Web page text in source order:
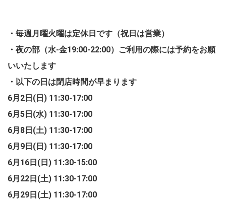
・毎週月曜火曜は定休日です（祝日は営業）
・夜の部（水-金19:00-22:00）ご利用の際には予約をお願
いいたします
・以下の日は閉店時間が早まります
6月2日(日) 11:30-17:00
6月5日(水) 11:30-17:00
6月8日(土) 11:30-17:00
6月9日(日) 11:30-17:00
6月16日(日) 11:30-15:00
6月22日(土) 11:30-17:00
6月29日(土) 11:30-17:00